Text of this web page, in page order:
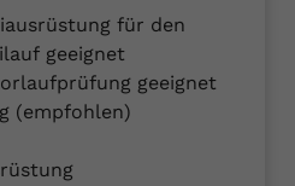
für den
geeignet
geeignet
(empfohlen)